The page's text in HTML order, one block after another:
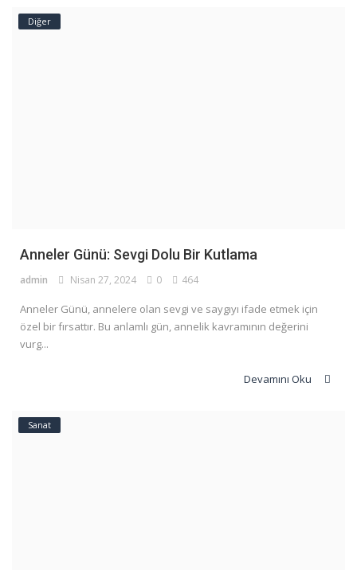
Diğer
Anneler Günü: Sevgi Dolu Bir Kutlama
admin Nisan 27, 2024 0 464
Anneler Günü, annelere olan sevgi ve saygıyı ifade etmek için
özel bir fırsattır. Bu anlamlı gün, annelik kavramının değerini
vurg...
Devamını Oku
Sanat